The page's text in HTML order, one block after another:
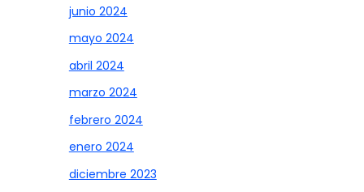
junio 2024
mayo 2024
abril 2024
marzo 2024
febrero 2024
enero 2024
diciembre 2023